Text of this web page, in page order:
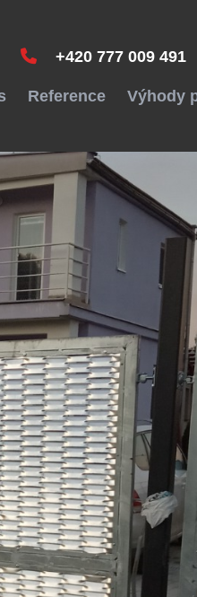
+420 777 009 491
Reference Výhody